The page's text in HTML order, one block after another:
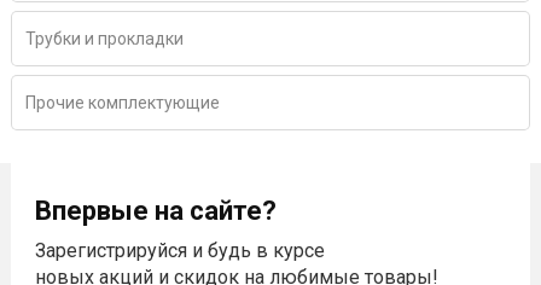
Трубки и прокладки
Прочие комплектующие
Впервые на сайте?
Зарегистрируйся и будь в курсе
новых акций и скидок на любимые товары!